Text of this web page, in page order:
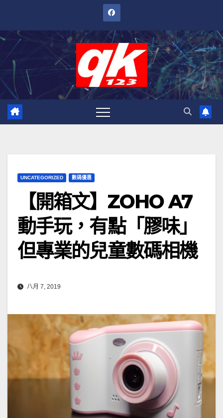
內
UNCATEGORIZED 數碼優惠
【開箱文】ZOHO A7
動手玩，有點「膠味」
但專業的兒童數碼相機
八月 7, 2019